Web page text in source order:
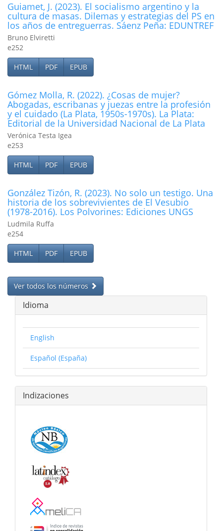
Guiamet, J. (2023). El socialismo argentino y la
cultura de masas. Dilemas y estrategias del PS en
los años de entreguerras. Sáenz Peña: EDUNTREF
Bruno Elviretti
e252
HTML PDF EPUB
Gómez Molla, R. (2022). ¿Cosas de mujer?
Abogadas, escribanas y juezas entre la profesión
y el cuidado (La Plata, 1950s-1970s). La Plata:
Editorial de la Universidad Nacional de La Plata
Verónica Testa Igea
e253
HTML PDF EPUB
González Tizón, R. (2023). No solo un testigo. Una
historia de los sobrevivientes de El Vesubio
(1978-2016). Los Polvorines: Ediciones UNGS
Ludmila Ruffa
e254
HTML PDF EPUB
Ver todos los números
Idioma
English
Español (España)
Indizaciones